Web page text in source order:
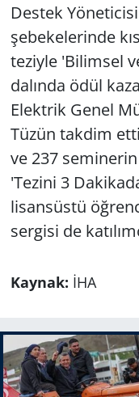
Destek
şebekelerinde
teziyle 'Bilimsel
dalında ödül
Elektrik Genel
Tüzün takdim
ve 237
'Tezini 3
lisansüstü
sergisi de
Kaynak: İHA